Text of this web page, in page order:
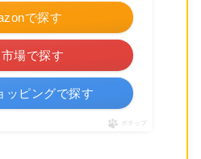
で探す
場で探す
ッピングで探す
ポチップ